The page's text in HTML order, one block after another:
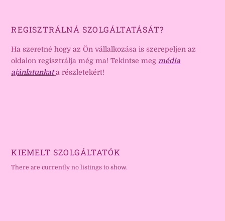
REGISZTRÁLNÁ SZOLGÁLTATÁSÁT?
Ha szeretné hogy az Ön vállalkozása is szerepeljen az
oldalon regisztrálja még ma! Tekintse meg média
ajánlatunkat a részletekért!
KIEMELT SZOLGÁLTATÓK
There are currently no listings to show.